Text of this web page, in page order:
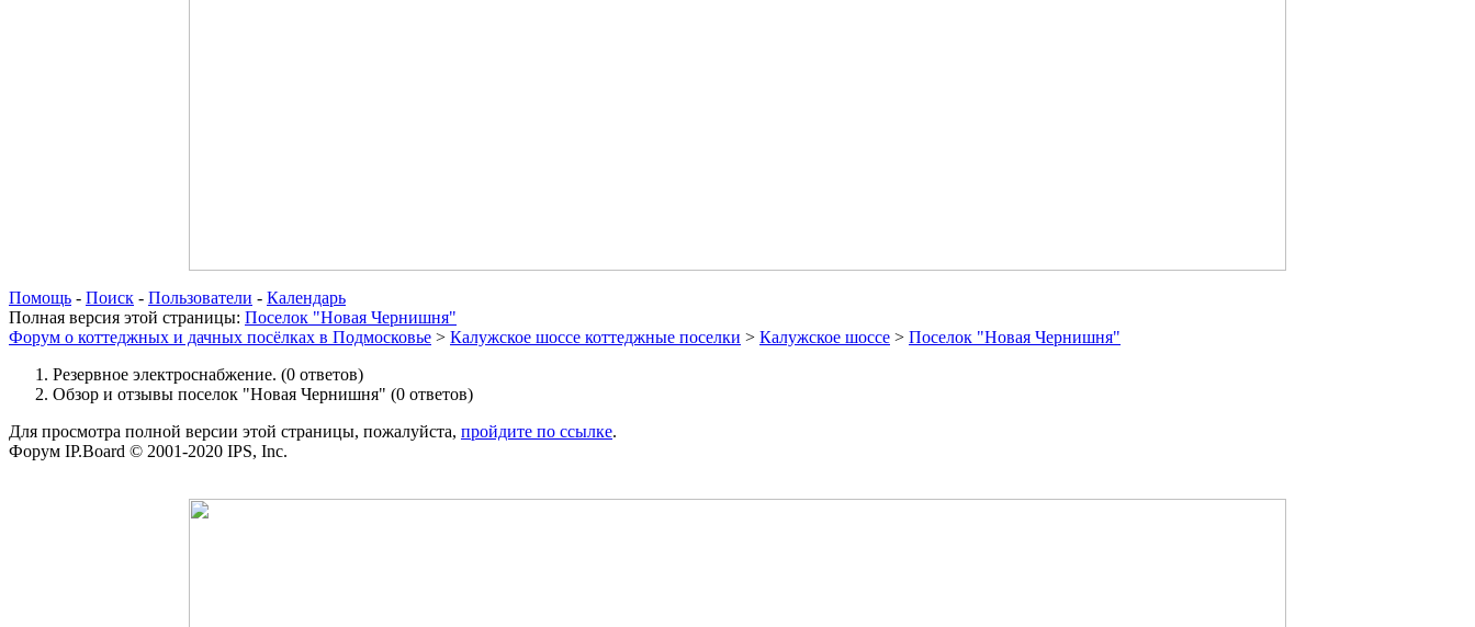
Помощь - Поиск - Пользователи - Календарь
Полная версия этой страницы: Поселок "Новая Чернишня"
Форум о коттеджных и дачных посёлках в Подмосковье > Калужское шоссе коттеджные поселки > Калужское шоссе > Поселок "Новая Чернишня"
Резервное электроснабжение. (0 ответов)
Обзор и отзывы поселок "Новая Чернишня" (0 ответов)
Для просмотра полной версии этой страницы, пожалуйста, пройдите по ссылке.
Форум IP.Board © 2001-2020 IPS, Inc.